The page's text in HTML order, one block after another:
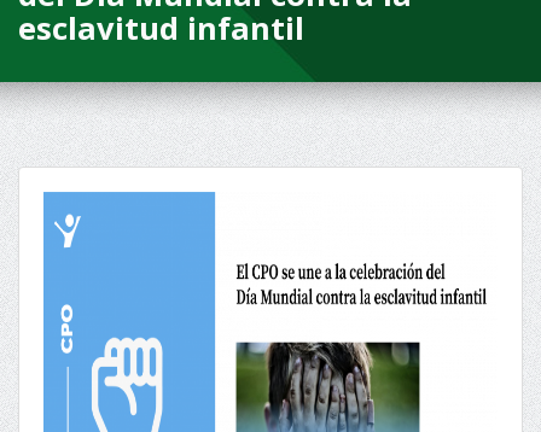
esclavitud infantil